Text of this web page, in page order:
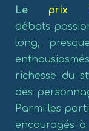
Le prix
débats
long,
richesse du
des
Parmi les
encouragés